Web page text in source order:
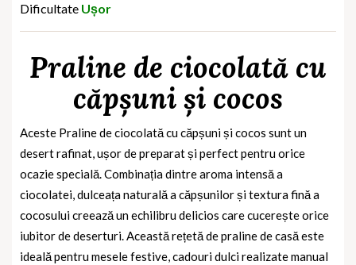
Dificultate Ușor
Praline de ciocolată cu
căpșuni și cocos
Aceste Praline de ciocolată cu căpșuni și cocos sunt un
desert rafinat, ușor de preparat și perfect pentru orice
ocazie specială. Combinația dintre aroma intensă a
ciocolatei, dulceața naturală a căpșunilor și textura fină a
cocosului creează un echilibru delicios care cucerește orice
iubitor de deserturi. Această rețetă de praline de casă este
ideală pentru mesele festive, cadouri dulci realizate manual